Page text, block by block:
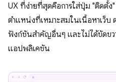
UX ที่ง่ายที่สุดคือการใส่ปุ่ม "ติดตั้ง
ตำแหน่งที่เหมาะสมในเนื้อหาเว็บ
ฟังก์ชันสำคัญอื่นๆ และไม่ได้ขัดขว
แอปพลิเคชัน